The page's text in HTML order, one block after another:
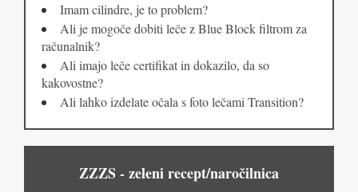
Imam cilindre, je to problem?
Ali je mogoče dobiti leče z Blue Block filtrom za
računalnik?
Ali imajo leče certifikat in dokazilo, da so
kakovostne?
Ali lahko izdelate očala s foto lečami Transition?
ZZZS - zeleni recept/naročilnica